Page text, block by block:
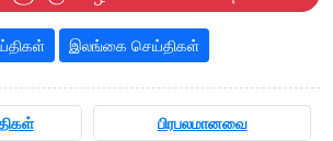
இலங்கை செய்திகள்
பிரபலமானவை